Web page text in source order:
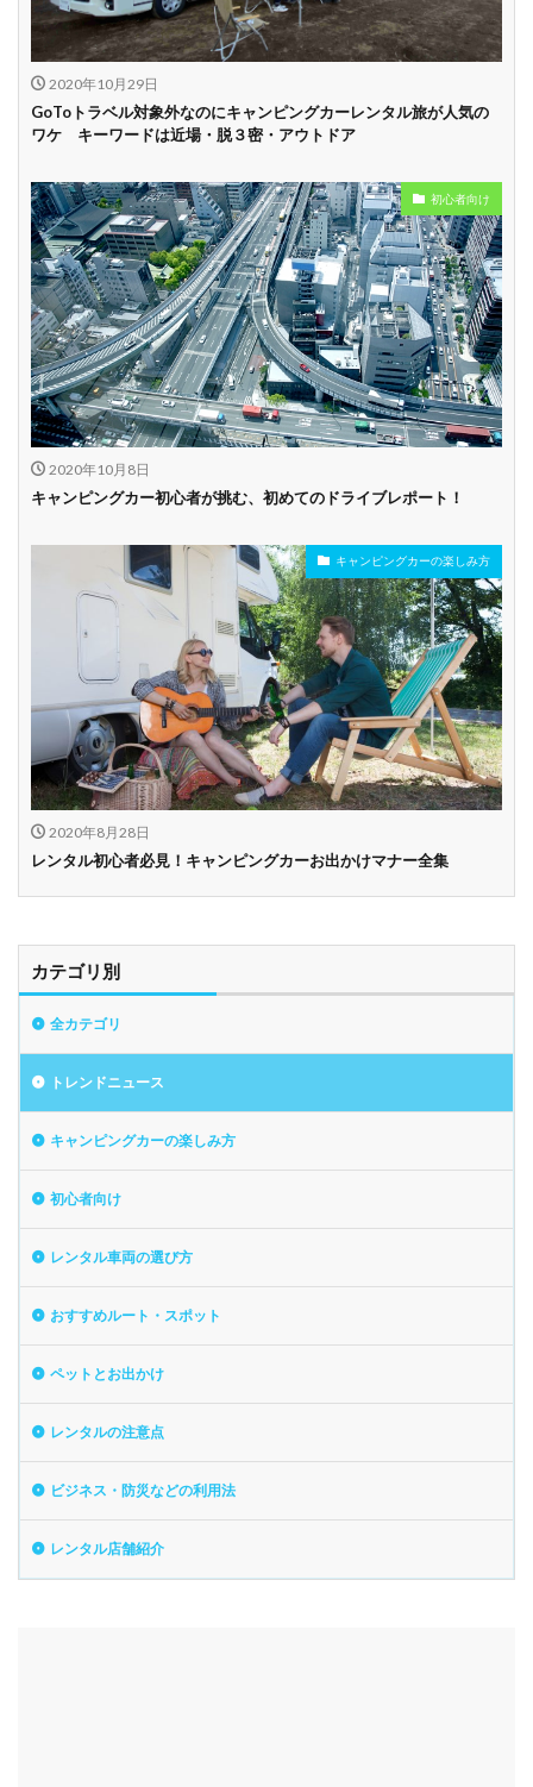
2020年10月29日
GoToトラベル対象外なのにキャンピングカーレンタル旅が人気の
ワケ キーワードは近場・脱３密・アウトドア
初心者向け
2020年10月8日
キャンピングカー初心者が挑む、初めてのドライブレポート！
キャンピングカーの楽しみ方
2020年8月28日
レンタル初心者必見！キャンピングカーお出かけマナー全集
カテゴリ別
全カテゴリ
トレンドニュース
キャンピングカーの楽しみ方
初心者向け
レンタル車両の選び方
おすすめルート・スポット
ペットとお出かけ
レンタルの注意点
ビジネス・防災などの利用法
レンタル店舗紹介